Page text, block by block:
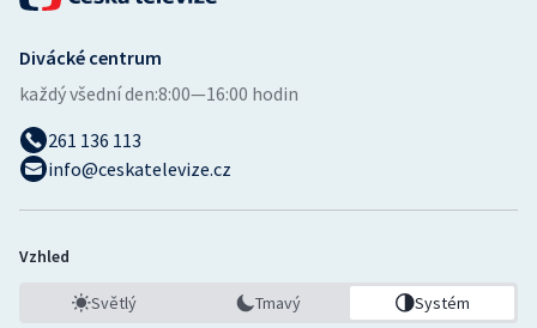
Sportovní střelba
Stolní tenis
Veslování
Vodní slalom
Divácké centrum
každý všední den:8:00—16:00 hodin
261 136 113
info@ceskatelevize.cz
Vzhled
Světlý Tmavý Systém